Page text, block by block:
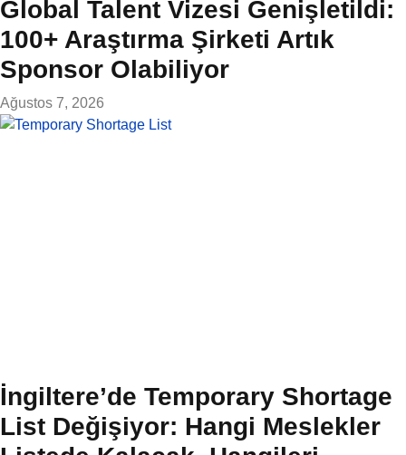
Global Talent Vizesi Genişletildi:
100+ Araştırma Şirketi Artık
Sponsor Olabiliyor
Ağustos 7, 2026
İngiltere’de Temporary Shortage
List Değişiyor: Hangi Meslekler